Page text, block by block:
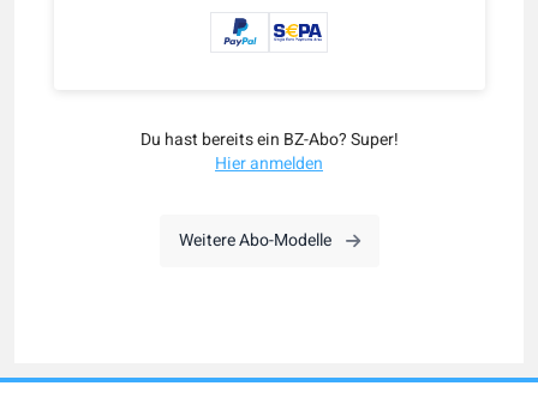
Du hast bereits ein BZ-Abo? Super!
Hier anmelden
Weitere Abo-Modelle